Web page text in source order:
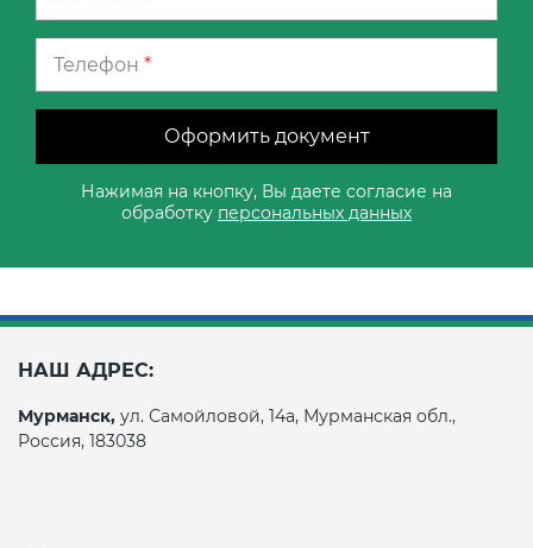
Телефон *
Оформить документ
Нажимая на кнопку, Вы даете согласие на
обработку персональных данных
НАШ АДРЕС:
Мурманск, ул. Самойловой, 14а, Мурманская обл.,
Россия, 183038